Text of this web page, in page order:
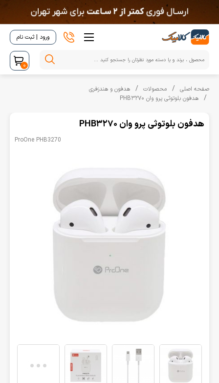
ورود | ثبت نام
0
صفحه اصلی محصولات
هدفون و هندزفری
هدفون بلوتوثی پرو وان PHB3270
هدفون بلوتوثی پرو وان PHB3270
ProOne PHB3270